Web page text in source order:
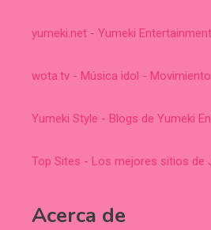
yumeki.net - Yumeki
wota.tv - Música idol -
Yumeki Style - Blogs de Yumeki
Top Sites - Los mejores sitios de
Acerca de